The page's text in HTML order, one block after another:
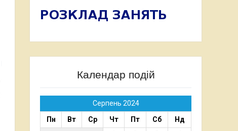
Календар подій
Серпень 2024
Пн
Вт Ср Чт Пт Сб
Нд